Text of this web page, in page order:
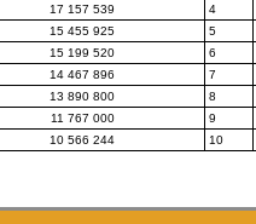
17 157 539 4
15 455 925 5
15 199 520 6
14 467 896 7
13 890 800 8
11 767 000 9
10 566 244 10